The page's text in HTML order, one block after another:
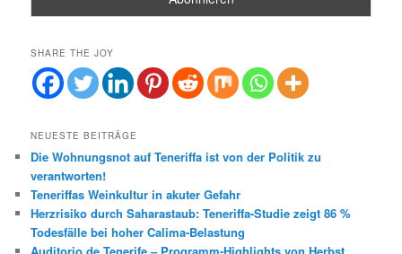
SHARE THE JOY
NEUESTE BEITRÄGE
Die Wohnungsnot auf Teneriffa ist von der Politik zu
verantworten!
Teneriffas Weinkultur in akuter Gefahr
Herzrisiko durch Saharastaub: Teneriffa-Studie zeigt 86 %
Todesfälle bei hoher Calima-Belastung